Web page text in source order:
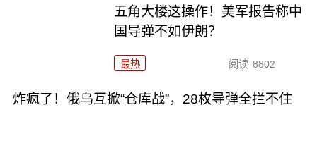
五角大楼这操作！美军报告称中
国导弹不如伊朗？
最热 阅读 8802
炸疯了！俄乌互掀“仓库战”，28枚导弹全拦不住